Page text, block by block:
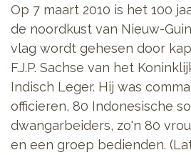
Op 7 maart 2010 is het 100
de noordkust van Nieuw-
vlag wordt gehesen door
F.J.P. Sachse van het
Indisch Leger. Hij was
officieren, 80 Indonesische
dwangarbeiders, zo'n 80
en een groep bedienden.